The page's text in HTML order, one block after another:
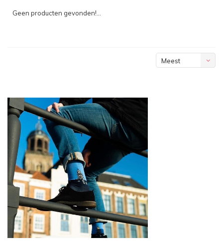
Geen producten gevonden!...
Meest